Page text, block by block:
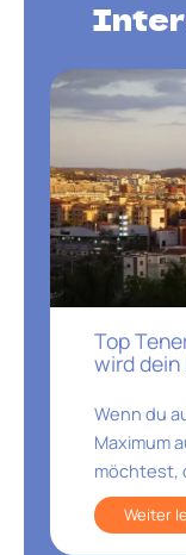
Top
wird
Wenn du
Maximum
möchtest,
Weiter